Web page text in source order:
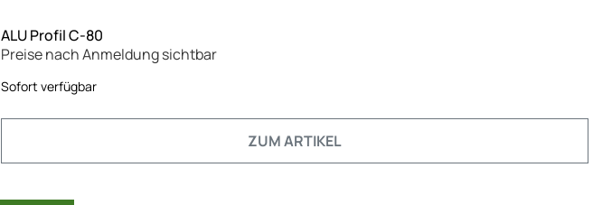
ALU Profil C-80
Preise nach Anmeldung sichtbar
Sofort verfügbar
ZUM ARTIKEL